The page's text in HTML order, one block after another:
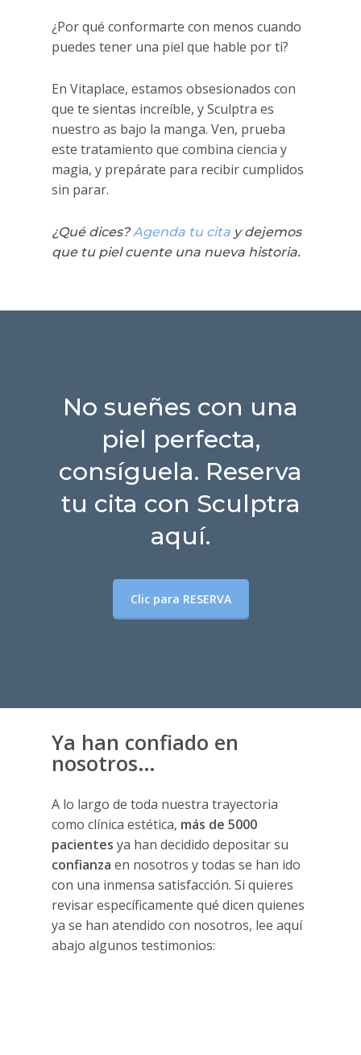
complicaciones.
arte y precisión – no es solo un
tratamiento, es una experiencia que te
¿Por qué conformarte con menos cuando
puedes tener una piel que hable por ti?
En Vitaplace, estamos obsesionados con
que te sientas increíble, y Sculptra es
nuestro as bajo la manga. Ven, prueba
este tratamiento que combina ciencia y
magia, y prepárate para recibir cumplidos
sin parar.
¿Qué dices?Agenda tu cita y dejemos
que tu piel cuente una nueva historia.
No sueñes con una
piel perfecta,
consíguela. Reserva
tu cita con Sculptra
aquí.
Clic para RESERVA
Ya han confiado en
nosotros…
A lo largo de toda nuestra trayectoria
como clínica estética, más de 5000
pacientes ya han decidido depositar su
confianza en nosotros y todas se han ido
con una inmensa satisfacción. Si quieres
revisar específicamente qué dicen quienes
ya se han atendido con nosotros, lee aquí
abajo algunos testimonios: